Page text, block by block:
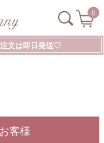
0
文は即日発送♡
客様